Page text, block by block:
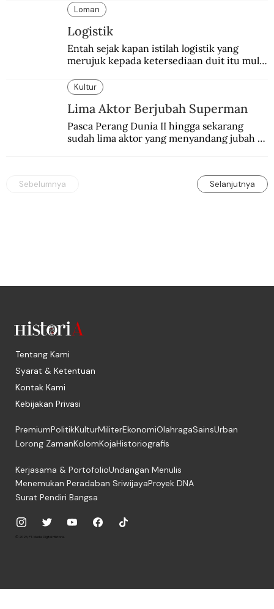
Balai Budaya selaku tempat bersejarah
dalam dunia seni-budaya bangsa.
Loman
Logistik
Entah sejak kapan istilah logistik yang
merujuk kepada ketersediaan duit itu mulai
Kultur
Lima Aktor Berjubah Superman
Pasca Perang Dunia II hingga sekarang
sudah lima aktor yang menyandang jubah
Sebelumnya Selanjutnya
Tentang Kami
Syarat & Ketentuan
Kontak Kami
Kebijakan Privasi
PremiumPolitikKulturMiliterEkonomiOlahragaSainsUrban
Lorong ZamanKolomKojaHistoriografis
Kerjasama & PortofolioUndangan Menulis
Menemukan Peradaban SriwijayaProyek DNA
Surat Pendiri Bangsa
© 2026, PT. Media Digital Historia.